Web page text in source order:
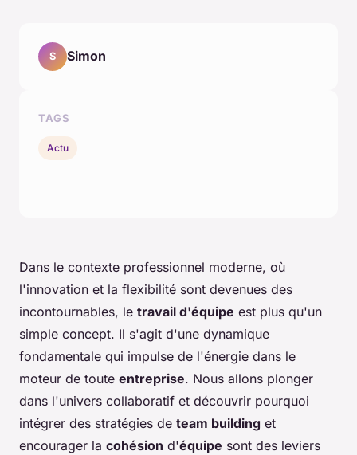
Dans le contexte professionnel moderne, où
l'innovation et la flexibilité sont devenues des
incontournables, le travail d'équipe est plus qu'un
simple concept. Il s'agit d'une dynamique
fondamentale qui impulse de l'énergie dans le
moteur de toute entreprise. Nous allons plonger
dans l'univers collaboratif et découvrir pourquoi
intégrer des stratégies de team building et
encourager la cohésion d'équipe sont des leviers
S Simon
TAGS
Actu